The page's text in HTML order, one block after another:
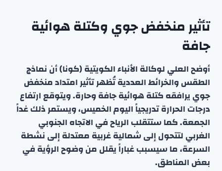
تأثير منخفض جوي وكتلة هوائية
جافة
أوضح العلي لوكالة الأنباء الكويتية (كونا) أن نماذج
الطقس والخرائط العددية تُظهر تأثير امتداد منخفض
جوي يرافقه كتلة هوائية جافة وحارة. ويتوقع ارتفاع
درجات الحرارة تدريجياً اليوم الخميس، ويستمر ذلك غداً
الجمعة. كما ستتقلب الرياح في الاتجاه الجنوبي
الغربي لتتحول إلى شمالية غربية معتدلة إلى نشطة
السرعة، ما سيسبب غباراً يقلل من وضوح الرؤية في
بعض المناطق.